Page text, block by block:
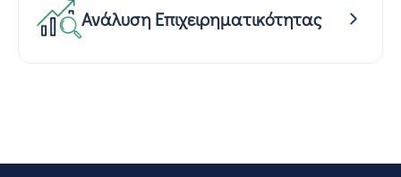
Ανάλυση Επιχειρηματικότητας